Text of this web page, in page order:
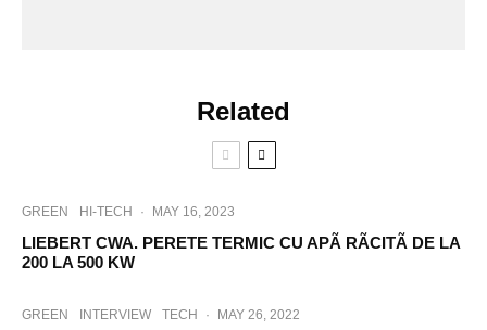
Related
GREEN HI-TECH · MAY 16, 2023
LIEBERT CWA. PERETE TERMIC CU APÃ RÃCITÃ DE LA
200 LA 500 KW
GREEN INTERVIEW TECH · MAY 26, 2022